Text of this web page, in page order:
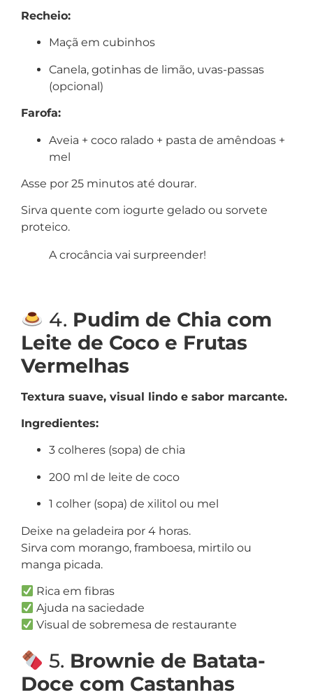
Recheio:
Maçã em cubinhos
Canela, gotinhas de limão, uvas-passas
(opcional)
Farofa:
Aveia + coco ralado + pasta de amêndoas +
mel
Asse por 25 minutos até dourar.
Sirva quente com iogurte gelado ou sorvete
proteico.
A crocância vai surpreender!
4. Pudim de Chia com
Leite de Coco e Frutas
Vermelhas
Textura suave, visual lindo e sabor marcante.
Ingredientes:
3 colheres (sopa) de chia
200 ml de leite de coco
1 colher (sopa) de xilitol ou mel
Deixe na geladeira por 4 horas.
Sirva com morango, framboesa, mirtilo ou
manga picada.
Rica em fibras
Ajuda na saciedade
Visual de sobremesa de restaurante
5. Brownie de Batata-
Doce com Castanhas